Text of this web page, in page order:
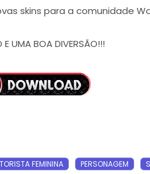
skins para a comunidade
E UMA BOA DIVERSÃO!!!
FEMININA PERSONAGEM